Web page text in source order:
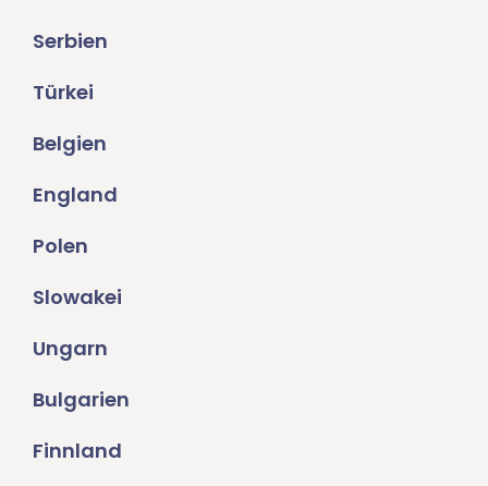
Serbien
Türkei
Belgien
England
Polen
Slowakei
Ungarn
Bulgarien
Finnland